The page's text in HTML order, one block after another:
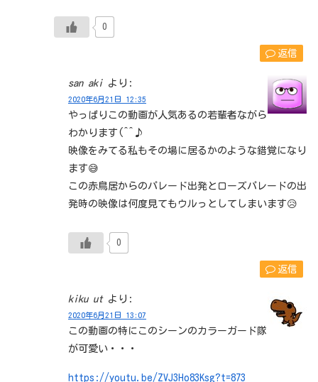
0
返信
san aki より:
2020年6月21日 12:35
やっぱりこの動画が人気あるの若輩者ながら
わかります(^^♪
映像をみてる私もその場に居るかのような錯覚になり
ます😅
この赤鳥居からのパレード出発とローズパレードの出
発時の映像は何度見てもウルっとしてしまいます😥
0
返信
kiku ut より:
2020年6月21日 13:07
この動画の特にこのシーンのカラーガード隊
が可愛い・・・
https://youtu.be/ZVJ3Ho83Ksg?t=873